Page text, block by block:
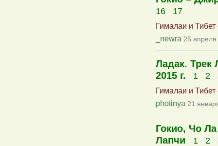
16 17
Гималаи и Тибет
_newra 25
Ладак.
2015 г.
1 2
Гималаи и Тибет
photinya 21
Гокио, Чо
Лапчи
1 2